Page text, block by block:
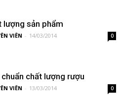
lượng sản phẩm
VIÊN - 14/03/2014 0
chất lượng rượu
VIÊN - 13/03/2014 0